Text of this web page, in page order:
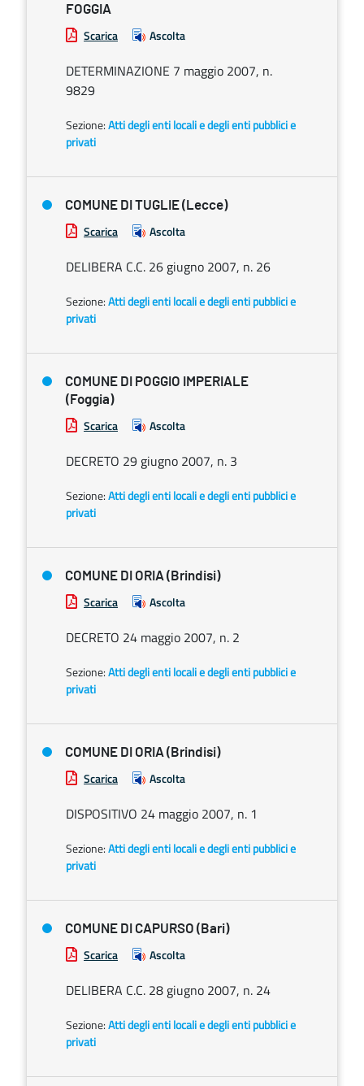
FOGGIA
Scarica Ascolta
DETERMINAZIONE 7 maggio 2007, n.
9829
Sezione:Atti degli enti locali e degli enti pubblici e
privati
COMUNE DI TUGLIE (Lecce)
Scarica Ascolta
DELIBERA C.C. 26 giugno 2007, n. 26
Sezione:Atti degli enti locali e degli enti pubblici e
privati
COMUNE DI POGGIO IMPERIALE
(Foggia)
Scarica Ascolta
DECRETO 29 giugno 2007, n. 3
Sezione:Atti degli enti locali e degli enti pubblici e
privati
COMUNE DI ORIA (Brindisi)
Scarica Ascolta
DECRETO 24 maggio 2007, n. 2
Sezione:Atti degli enti locali e degli enti pubblici e
privati
COMUNE DI ORIA (Brindisi)
Scarica Ascolta
DISPOSITIVO 24 maggio 2007, n. 1
Sezione:Atti degli enti locali e degli enti pubblici e
privati
COMUNE DI CAPURSO (Bari)
Scarica Ascolta
DELIBERA C.C. 28 giugno 2007, n. 24
Sezione:Atti degli enti locali e degli enti pubblici e
privati